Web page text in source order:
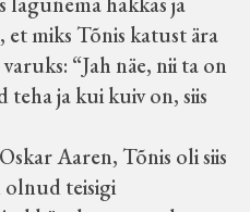
miks Tõnis katust ära
“Jah näe, nii ta on
teha ja kui kuiv on, siis
Aaren, Tõnis oli siis
olnud teisigi